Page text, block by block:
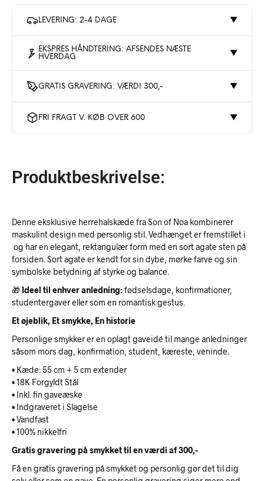
LEVERING: 2-4 DAGE ▼
EKSPRES HÅNDTERING: AFSENDES NÆSTE
HVERDAG
▼
GRATIS GRAVERING: VÆRDI 300,- ▼
FRI FRAGT V. KØB OVER 600 ▼
Produktbeskrivelse:
Denne eksklusive herrehalskæde fra Son of Noa kombinerer
maskulint design med personlig stil. Vedhænget er fremstillet i
og har en elegant, rektangulær form med en sort agate sten på
forsiden. Sort agate er kendt for sin dybe, mørke farve og sin
symbolske betydning af styrke og balance.
🎁 Ideel til enhver anledning:fødselsdage, konfirmationer,
studentergaver eller som en romantisk gestus.
Et øjeblik, Et smykke, En historie
Personlige smykker er en oplagt gaveidé til mange anledninger
såsom mors dag, konfirmation, student, kæreste, veninde.
• Kæde: 55 cm + 5 cm extender
• 18K Forgyldt Stål
• Inkl. fin gaveæske
• Indgraveret i Slagelse
• Vandfast
• 100% nikkelfri
Gratis gravering på smykket til en værdi af 300,-
Få en gratis gravering på smykket og personlig gør det til dig